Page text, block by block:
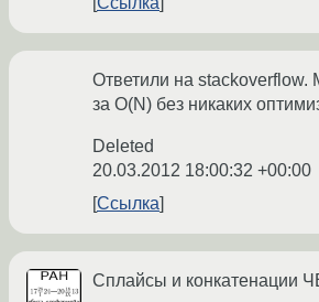
Ответили на stackoverflow.
за O(N) без никаких
Deleted
20.03.2012 18:00:32 +00:00
Ссылка
Сплайсы и конкатенации